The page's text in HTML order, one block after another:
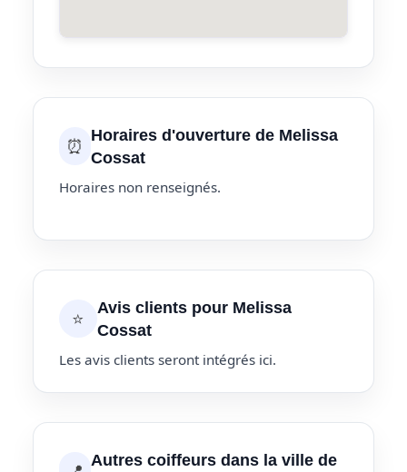
⏰ Horaires d'ouverture de Melissa
Cossat
Horaires non renseignés.
⭐
Avis clients pour Melissa
Cossat
Les avis clients seront intégrés ici.
Autres coiffeurs dans la ville de